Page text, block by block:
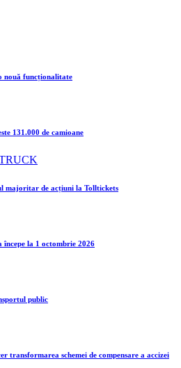
nouă funcționalitate
131.000 de camioane
majoritar de acțiuni la Tolltickets
la 1 octombrie 2026
public
transformarea schemei de compensare a accizei